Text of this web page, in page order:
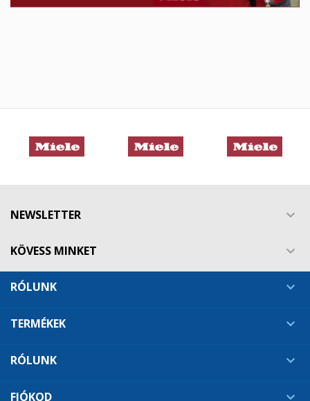
NEWSLETTER 
KÖVESS MINKET 
RÓLUNK 
TERMÉKEK 
RÓLUNK 
FIÓKOD 